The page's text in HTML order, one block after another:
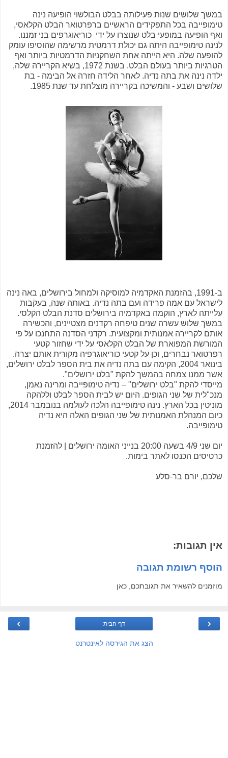
במשך שלושים שנות פעילותה בבלט הבולשוי הופיעה נינה
טימופייבה בכל התפקידים הראשיים ברפרטואר הבלט הקלאסי,
ואף הופיעה במופעי בלט שנוצרו על ידי כוריאוגרפים בני זמננו.
לנינה טימופייבה היתה גם יכולת דרמטית מרשימה שהוסיפו עומק
להופעה שלה. היא הייתה אחת השחקניות הדרמטיות ביותר ואף
הטרגיות ביותר בעולם הבלט. בשנת 1972, בשיא הקריירה שלה,
ילדה נינה את בתה נדיה. לאחר הלידה חזרה אל הבימה - בת
שלושים ושבע - והמשיכה בקריירה מוצלחת עד שנת 1985.
ב-1991, בהזמנת האקדמיה למוסיקה ולמחול בירושלים, באה נינה
לישראל עם אמה פרידה ועם בתה נדיה. באותה שנה, בעקבות
עלייתה לארץ, הוקמה באקדמיה בירושלים סדנת הבלט הקלסי.
במשך שלוש עשרה שנים טיפחה רקדנים מצטיינים, והכשירה
אותם לקריירה אמנותית ומקצועית. רקדני הסדנה התחנכו על פי
המורשת המפוארת של הבלט הקלאסי על ידי שחזור קטעי
רפרטואר נבחרים, וכן על קטעי כוריאוגרפיה מקורית אותם יצרה.
בינואר 2004, הקימה עם בתה נדיה את בית הספר לבלט ירושלים,
אשר ממנו צמחה בהמשך להקת "בלט ירושלים".
מייסדי להקת "בלט ירושלים" – נדיה טימופייבה ומרינה נאמן,
מנכ"לית של שני הגופים. היום יש לבית הספר לבלט וללהקה
מוניטין בכל הארץ. נינה טימופייבה הלכה לעולמה בנובמבר 2014,
כיום המנהלת האמנותית של שני הגופים האלה היא נדיה
טימופייבה.
יום שני 4/9 בשעה 20:00 בנייני האומה ירושלים | להזמנת
כרטיסים הכנסו לאתר בימות.
שלכם, יורם בר-סלע
אין תגובות:
הוסף רשומת תגובה
מוזמנים להשאיר את תגובתכם, כאן
‹
› דף הבית
הצג את הגירסה לאינטרנט